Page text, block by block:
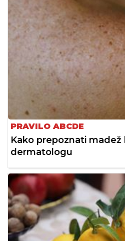
PRAVILO ABCDE
Kako prepoznati
dermatologu